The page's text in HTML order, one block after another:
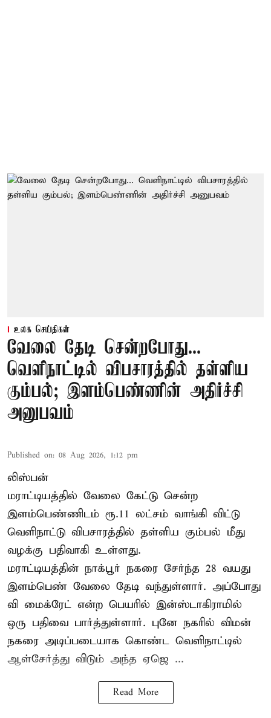
உலக செய்திகள்
வேலை தேடி சென்றபோது...
வெளிநாட்டில் விபசாரத்தில் தள்ளிய
கும்பல்; இளம்பெண்ணின் அதிர்ச்சி
அனுபவம்
Published on: 08 Aug 2026, 1:12 pm
லிஸ்பன்
மராட்டியத்தில் வேலை கேட்டு சென்ற
இளம்பெண்ணிடம் ரூ.11 லட்சம் வாங்கி விட்டு
வெளிநாட்டு விபசாரத்தில் தள்ளிய கும்பல் மீது
வழக்கு பதிவாகி உள்ளது.
மராட்டியத்தின் நாக்பூர் நகரை சேர்ந்த 28 வயது
இளம்பெண் வேலை தேடி வந்துள்ளார். அப்போது
வி மைக்ரேட் என்ற பெயரில் இன்ஸ்டாகிராமில்
ஒரு பதிவை பார்த்துள்ளார். புனே நகரில் விமன்
நகரை அடிப்படையாக கொண்ட வெளிநாட்டில்
ஆள்சேர்த்து விடும் அந்த ஏஜெ ...
Read More